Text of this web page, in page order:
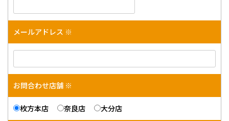
メールアドレス ※
お問合わせ店舗 ※
枚方本店 奈良店 大分店